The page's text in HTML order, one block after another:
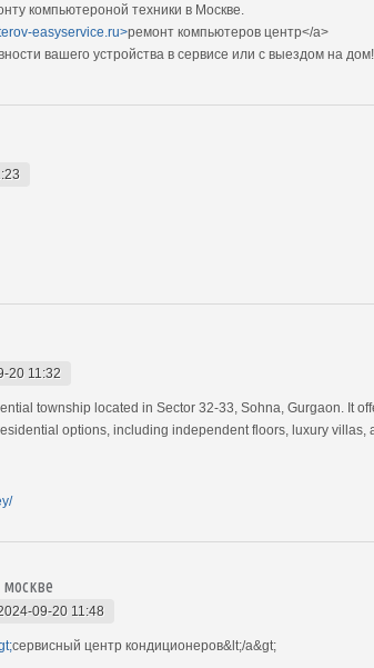
компьютероной техники в Москве.
easyservice.ru>ремонт компьютеров центр</a>
вашего устройства в сервисе или с выездом на дом!
20 11:32
township located in Sector 32-33, Sohna, Gurgaon. It
options, including independent floors, luxury villas,
09-20 11:48
сервисный центр кондиционеров&lt;/a&gt;